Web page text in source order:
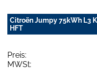
Citroën Jumpy 75kWh L3
HFT
Preis:
MWSt: